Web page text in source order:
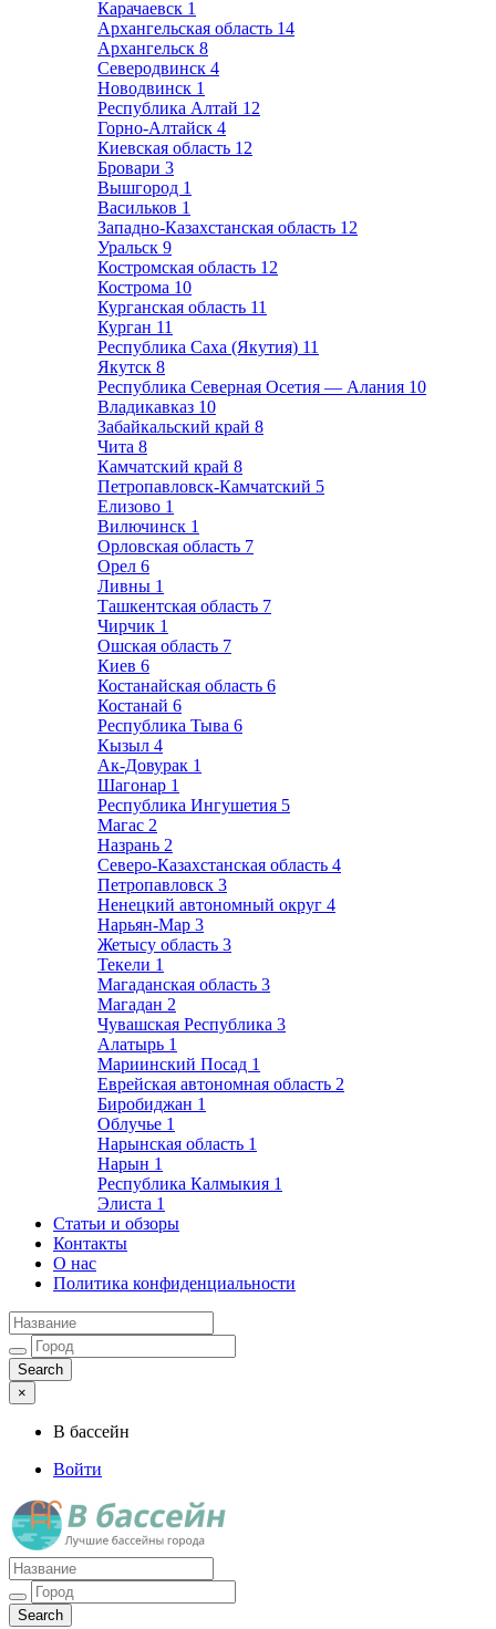
Карачаевск 1
Архангельская область 14
Архангельск 8
Северодвинск 4
Новодвинск 1
Республика Алтай 12
Горно-Алтайск 4
Киевская область 12
Бровари 3
Вышгород 1
Васильков 1
Западно-Казахстанская область 12
Уральск 9
Костромская область 12
Кострома 10
Курганская область 11
Курган 11
Республика Саха (Якутия) 11
Якутск 8
Республика Северная Осетия — Алания 10
Владикавказ 10
Забайкальский край 8
Чита 8
Камчатский край 8
Петропавловск-Камчатский 5
Елизово 1
Вилючинск 1
Орловская область 7
Орел 6
Ливны 1
Ташкентская область 7
Чирчик 1
Ошская область 7
Киев 6
Костанайская область 6
Костанай 6
Республика Тыва 6
Кызыл 4
Ак-Довурак 1
Шагонар 1
Республика Ингушетия 5
Магас 2
Назрань 2
Северо-Казахстанская область 4
Петропавловск 3
Ненецкий автономный округ 4
Нарьян-Мар 3
Жетысу область 3
Текели 1
Магаданская область 3
Магадан 2
Чувашская Республика 3
Алатырь 1
Мариинский Посад 1
Еврейская автономная область 2
Биробиджан 1
Облучье 1
Нарынская область 1
Нарын 1
Республика Калмыкия 1
Элиста 1
Статьи и обзоры
Контакты
О нас
Политика конфиденциальности
×
В бассейн
Войти
Лучшие бассейны города